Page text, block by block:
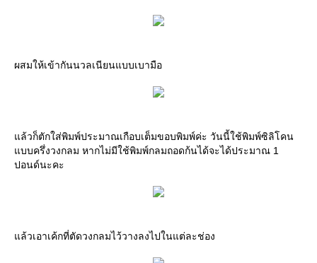
ผสมให้เข้ากันนวลเนียนแบบเบามือ
แล้วก็ตักใส่พิมพ์ประมาณเกือบเต็มขอบพิมพ์ค่ะ วันนี้ใช้พิมพ์ซิลิโคน
แบบครึ่งวงกลม หากไม่มีใช้พิมพ์กลมถอดก้นได้จะได้ประมาณ 1
ปอนด์นะคะ
แล้วเอาเค้กที่ตัดวงกลมไว้วางลงไปในแต่ละช่อง